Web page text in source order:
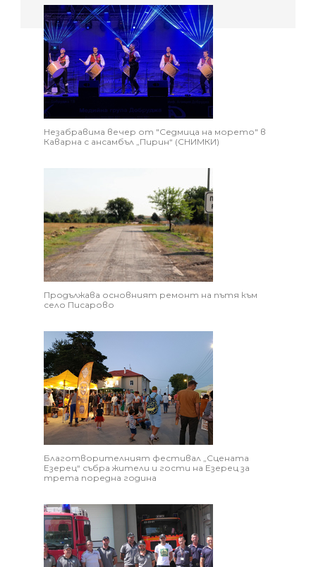
Незабравима вечер от "Седмица на морето" в
Каварна с ансамбъл „Пирин“ (СНИМКИ)
Продължава основният ремонт на пътя към
село Писарово
Благотворителният фестивал „Сцената
Езерец“ събра жители и гости на Езерец за
трета поредна година